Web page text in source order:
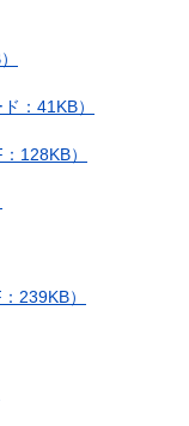
：41KB）
128KB）
239KB）